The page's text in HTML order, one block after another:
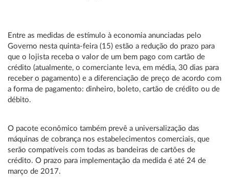
Entre as medidas de estímulo à economia anunciadas pelo
Governo nesta quinta-feira (15) estão a redução do prazo para
que o lojista receba o valor de um bem pago com cartão de
crédito (atualmente, o comerciante leva, em média, 30 dias para
receber o pagamento) e a diferenciação de preço de acordo com
a forma de pagamento: dinheiro, boleto, cartão de crédito ou de
débito.
O pacote econômico também prevê a universalização das
máquinas de cobrança nos estabelecimentos comerciais, que
serão compatíveis com todas as bandeiras de cartões de
crédito. O prazo para implementação da medida é até 24 de
março de 2017.